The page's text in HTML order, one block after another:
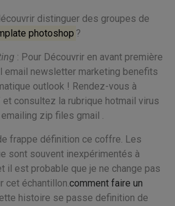
distinguer des groupes de
photoshop ?
: Pour Découvrir en avant première
email newsletter marketing benefits
outlook ! Rendez-vous à
et consultez la rubrique hotmail virus
zip files gmail .
frappe définition ce coffre. Les
sont souvent inexpérimentés à
il est probable que je ne change pas
cet échantillon.comment faire un
histoire se passe definition de